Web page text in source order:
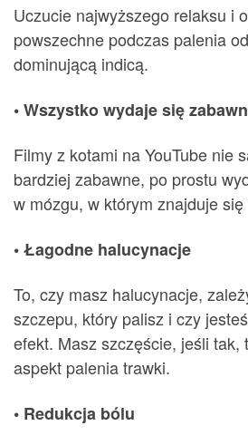
Uczucie najwyższego relaksu i
powszechne podczas palenia
dominującą indicą.
• Wszystko wydaje się
Filmy z kotami na YouTube nie
bardziej zabawne, po prostu
w mózgu, w którym znajduje się
• Łagodne halucynacje
To, czy masz halucynacje,
szczepu, który palisz i czy
efekt. Masz szczęście, jeśli tak,
aspekt palenia trawki.
• Redukcja bólu